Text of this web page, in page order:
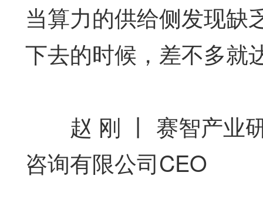
当算力的供给侧发现缺
下去的时候，差不多就
赵 刚 丨 赛智产业研
咨询有限公司CEO